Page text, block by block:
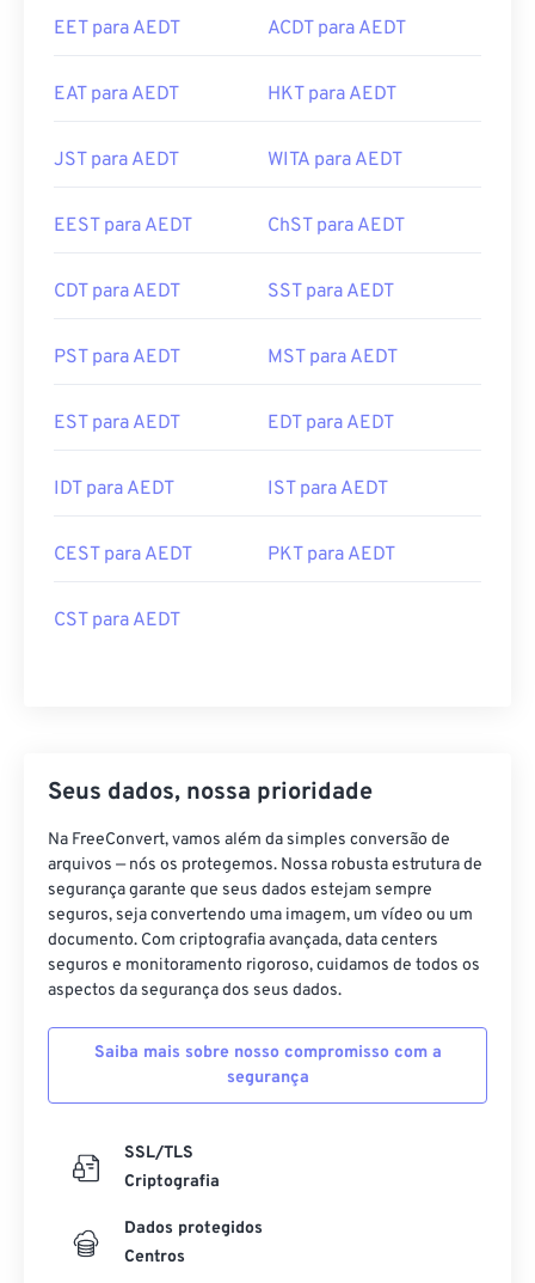
EET para AEDT ACDT para AEDT
EAT para AEDT HKT para AEDT
JST para AEDT WITA para AEDT
EEST para AEDT ChST para AEDT
CDT para AEDT SST para AEDT
PST para AEDT MST para AEDT
EST para AEDT EDT para AEDT
IDT para AEDT IST para AEDT
CEST para AEDT PKT para AEDT
CST para AEDT
Seus dados, nossa prioridade
Na FreeConvert, vamos além da simples conversão de
arquivos — nós os protegemos. Nossa robusta estrutura de
segurança garante que seus dados estejam sempre
seguros, seja convertendo uma imagem, um vídeo ou um
documento. Com criptografia avançada, data centers
seguros e monitoramento rigoroso, cuidamos de todos os
aspectos da segurança dos seus dados.
Saiba mais sobre nosso compromisso com a
segurança
SSL/TLS
Criptografia
Dados protegidos
Centros